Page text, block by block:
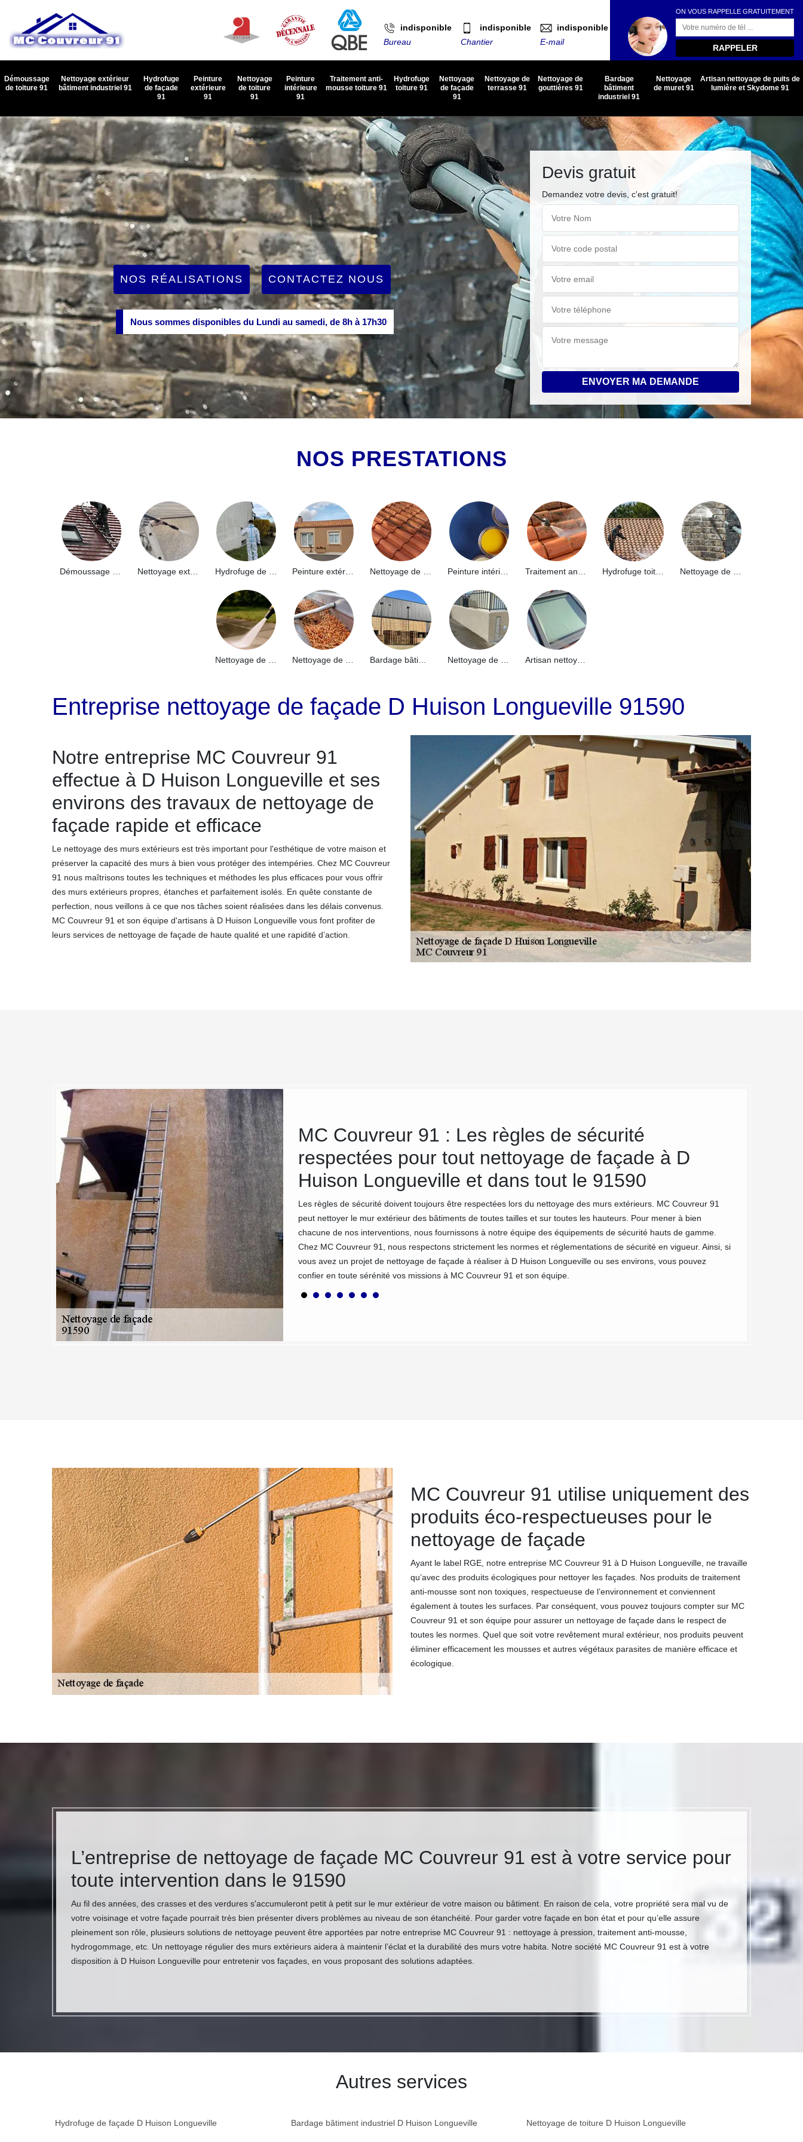
indisponible
Bureau
indisponible
Chantier
indisponible
E-mail
ON VOUS RAPPELLE GRATUITEMENT
Démoussage
de toiture 91
Nettoyage extérieur
bâtiment industriel 91
Hydrofuge
de façade
91
Peinture
extérieure
91
Nettoyage
de toiture
91
Peinture
intérieure
91
Traitement anti-
mousse toiture 91
Hydrofuge
toiture 91
Nettoyage
de façade
91
Nettoyage de
terrasse 91
Nettoyage de
gouttières 91
Bardage
bâtiment
industriel 91
Nettoyage
de muret 91
Artisan nettoyage de puits de
lumière et Skydome 91
NOS RÉALISATIONS CONTACTEZ NOUS
Nous sommes disponibles du Lundi au samedi, de 8h à 17h30
Devis gratuit
Demandez votre devis, c'est gratuit!
NOS PRESTATIONS
Nettoyage extérieur bâtiment industriel 91 Peinture intérieure 91
Artisan nettoyage de puits de lumière et Skydome 91
Entreprise nettoyage de façade D Huison Longueville 91590
Notre entreprise MC Couvreur 91
effectue à D Huison Longueville et ses
environs des travaux de nettoyage de
façade rapide et efficace
Le nettoyage des murs extérieurs est très important pour l'esthétique de votre maison et
préserver la capacité des murs à bien vous protéger des intempéries. Chez MC Couvreur
91 nous maîtrisons toutes les techniques et méthodes les plus efficaces pour vous offrir
des murs extérieurs propres, étanches et parfaitement isolés. En quête constante de
perfection, nous veillons à ce que nos tâches soient réalisées dans les délais convenus.
MC Couvreur 91 et son équipe d'artisans à D Huison Longueville vous font profiter de
leurs services de nettoyage de façade de haute qualité et une rapidité d’action.
façade
d’absence d’un travail de nettoyage de mur extérieur, les mousses
façade. Ces végétations apportent d’humidité qui amollie petit à petit la
pas agir à temps favorise la précocité de la dégradation totale de la qualité
C’est pour cette grande raison qu’il est fortement conseillé de ne pas
mur extérieur de la maison.
MC Couvreur 91 : Les règles de sécurité
respectées pour tout nettoyage de façade à D
Huison Longueville et dans tout le 91590
Les règles de sécurité doivent toujours être respectées lors du nettoyage des murs extérieurs. MC Couvreur 91
peut nettoyer le mur extérieur des bâtiments de toutes tailles et sur toutes les hauteurs. Pour mener à bien
chacune de nos interventions, nous fournissons à notre équipe des équipements de sécurité hauts de gamme.
Chez MC Couvreur 91, nous respectons strictement les normes et réglementations de sécurité en vigueur. Ainsi, si
vous avez un projet de nettoyage de façade à réaliser à D Huison Longueville ou ses environs, vous pouvez
confier en toute sérénité vos missions à MC Couvreur 91 et son équipe.
MC Couvreur 91 utilise uniquement des
produits éco-respectueuses pour le
nettoyage de façade
Ayant le label RGE, notre entreprise MC Couvreur 91 à D Huison Longueville, ne travaille
qu’avec des produits écologiques pour nettoyer les façades. Nos produits de traitement
anti-mousse sont non toxiques, respectueuse de l’environnement et conviennent
également à toutes les surfaces. Par conséquent, vous pouvez toujours compter sur MC
Couvreur 91 et son équipe pour assurer un nettoyage de façade dans le respect de
toutes les normes. Quel que soit votre revêtement mural extérieur, nos produits peuvent
éliminer efficacement les mousses et autres végétaux parasites de manière efficace et
écologique.
L’entreprise de nettoyage de façade MC Couvreur 91 est à votre service pour
toute intervention dans le 91590
Au fil des années, des crasses et des verdures s'accumuleront petit à petit sur le mur extérieur de votre maison ou bâtiment. En raison de cela, votre propriété sera mal vu de
votre voisinage et votre façade pourrait très bien présenter divers problèmes au niveau de son étanchéité. Pour garder votre façade en bon état et pour qu’elle assure
pleinement son rôle, plusieurs solutions de nettoyage peuvent être apportées par notre entreprise MC Couvreur 91 : nettoyage à pression, traitement anti-mousse,
hydrogommage, etc. Un nettoyage régulier des murs extérieurs aidera à maintenir l’éclat et la durabilité des murs votre habita. Notre société MC Couvreur 91 est à votre
disposition à D Huison Longueville pour entretenir vos façades, en vous proposant des solutions adaptées.
Autres services
Hydrofuge de façade D Huison Longueville Bardage bâtiment industriel D Huison Longueville Nettoyage de toiture D Huison Longueville